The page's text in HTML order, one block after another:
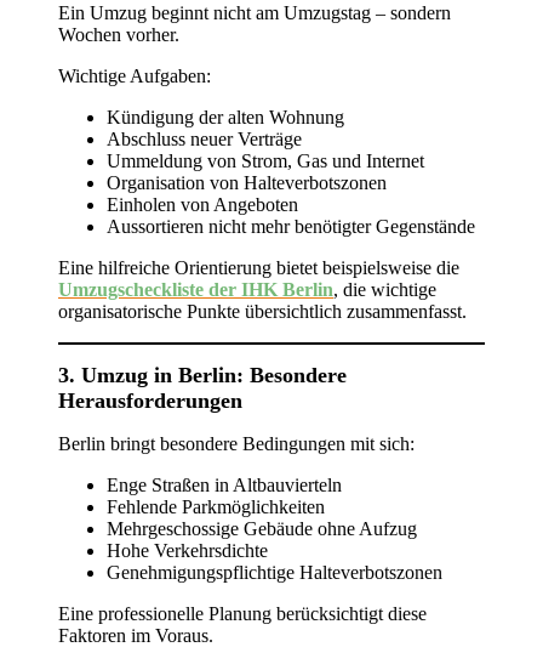
Ein Umzug beginnt nicht am Umzugstag – sondern
Wochen vorher.
Wichtige Aufgaben:
Kündigung der alten Wohnung
Abschluss neuer Verträge
Ummeldung von Strom, Gas und Internet
Organisation von Halteverbotszonen
Einholen von Angeboten
Aussortieren nicht mehr benötigter Gegenstände
Eine hilfreiche Orientierung bietet beispielsweise die
Umzugscheckliste der IHK Berlin, die wichtige
organisatorische Punkte übersichtlich zusammenfasst.
3. Umzug in Berlin: Besondere
Herausforderungen
Berlin bringt besondere Bedingungen mit sich:
Enge Straßen in Altbauvierteln
Fehlende Parkmöglichkeiten
Mehrgeschossige Gebäude ohne Aufzug
Hohe Verkehrsdichte
Genehmigungspflichtige Halteverbotszonen
Eine professionelle Planung berücksichtigt diese
Faktoren im Voraus.